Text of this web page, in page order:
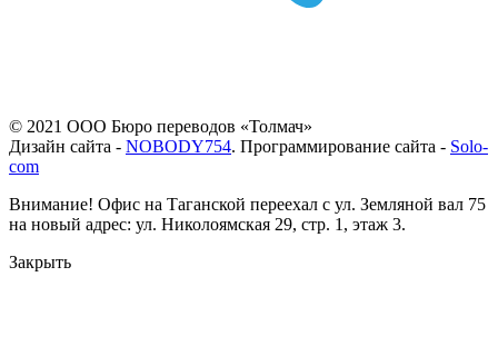
© 2021 ООО Бюро переводов «Толмач»
Дизайн сайта - NOBODY754. Программирование сайта - Solo-
com
Внимание! Офис на Таганской переехал с ул. Земляной вал 75
на новый адрес: ул. Николоямская 29, стр. 1, этаж 3.
Закрыть